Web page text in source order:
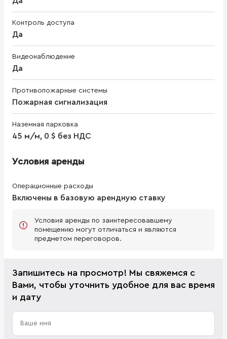
Контроль доступа
Да
Видеонаблюдение
Да
Противопожарные системы
Пожарная сигнализация
Наземная парковка
45 м/м, 0 $ без НДС
Условия аренды
Операционные расходы
Включены в базовую арендную ставку
Условия аренды по заинтересовавшему
помещению могут отличаться и являются
предметом переговоров.
Запишитесь на просмотр! Мы свяжемся с
Вами, чтобы уточнить удобное для вас время
и дату